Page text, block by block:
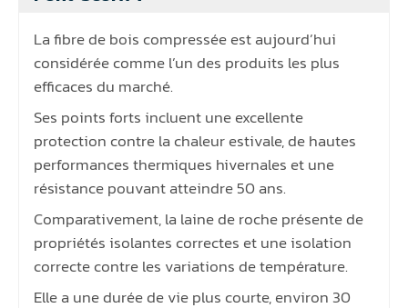
La fibre de bois compressée est aujourd’hui
considérée comme l’un des produits les plus
efficaces du marché.
Ses points forts incluent une excellente
protection contre la chaleur estivale, de hautes
performances thermiques hivernales et une
résistance pouvant atteindre 50 ans.
Comparativement, la laine de roche présente de
propriétés isolantes correctes et une isolation
correcte contre les variations de température.
Elle a une durée de vie plus courte, environ 30